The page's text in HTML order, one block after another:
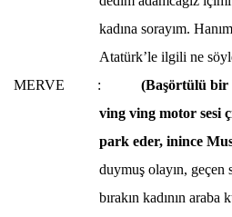
kadına sorayım.
Atatürk’le ilgili ne
MERVE
:
(Başörtülü bir
ving ving motor sesi
park eder, inince
duymuş olayın,
bırakın kadının araba